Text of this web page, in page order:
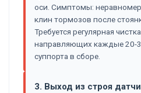
оси. Симптомы:
клин тормозов после
Требуется регулярная
направляющих каждые 20-
суппорта в сборе.
3. Выход из строя